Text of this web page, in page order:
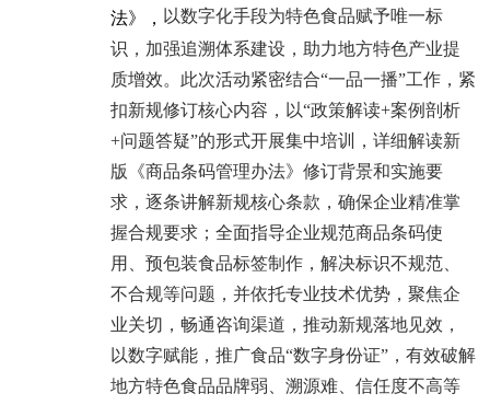
法》， 以数字化手段为特色食品赋予唯一标
识，加强追溯体系建设，助力地方特色产业提
质增效。此次活动紧密结合“一品一播”工作，紧
扣新规修订核心内容，以“政策解读+案例剖析
+问题答疑”的形式开展集中培训，详细解读新
版《商品条码管理办法》修订背景和实施要
求，逐条讲解新规核心条款，确保企业精准掌
握合规要求；全面指导企业规范商品条码使
用、预包装食品标签制作，解决标识不规范、
不合规等问题，并依托专业技术优势，聚焦企
业关切，畅通咨询渠道，推动新规落地见效，
以数字赋能，推广食品“数字身份证”，有效破解
地方特色食品品牌弱、溯源难、信任度不高等